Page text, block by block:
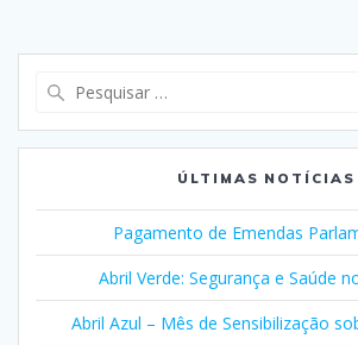
ÚLTIMAS NOTÍCIAS
Pagamento de Emendas
Abril Verde: Segurança e Saúde
Abril Azul – Mês de Sensibilização